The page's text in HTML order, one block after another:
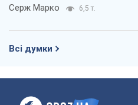
Серж Марко 6,5 т.
Всі думки